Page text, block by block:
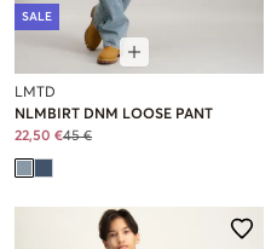
SALE
LMTD
NLMBIRT DNM LOOSE PANT
22,50 €45 €